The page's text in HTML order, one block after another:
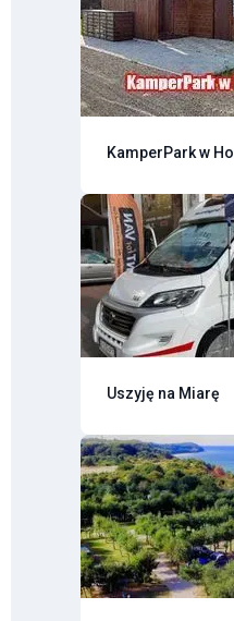
KamperPark w
Uszyję na Miarę